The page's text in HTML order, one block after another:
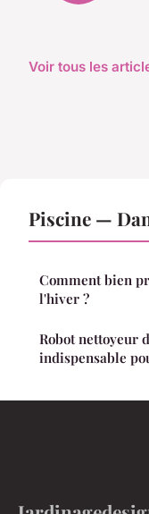
Voir tous les
Piscine —
Comment bien
l'hiver ?
Robot nettoyeur
indispensable